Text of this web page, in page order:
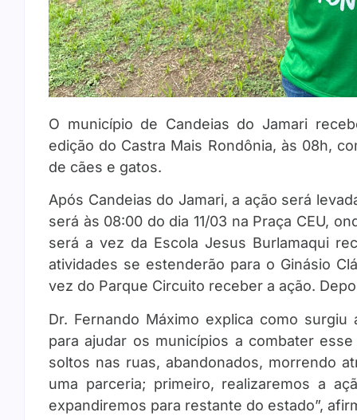
O município de Candeias do Jamari
edição do Castra Mais Rondônia, às 08h,
de cães e gatos.
Após Candeias do Jamari, a ação será
será às 08:00 do dia 11/03 na Praça CEU,
será a vez da Escola Jesus Burlamaqui
atividades se estenderão para o Ginásio
vez do Parque Circuito receber a ação.
Dr. Fernando Máximo explica como
para ajudar os municípios a combater
soltos nas ruas, abandonados, morrendo
uma parceria; primeiro, realizaremos a
expandiremos para restante do estado”,